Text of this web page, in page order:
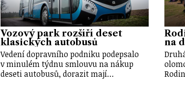
Vozový park rozšíří deset
klasických autobusů
Vedení dopravního podniku podepsalo
v minulém týdnu smlouvu na nákup
deseti autobusů, dorazit mají…
na